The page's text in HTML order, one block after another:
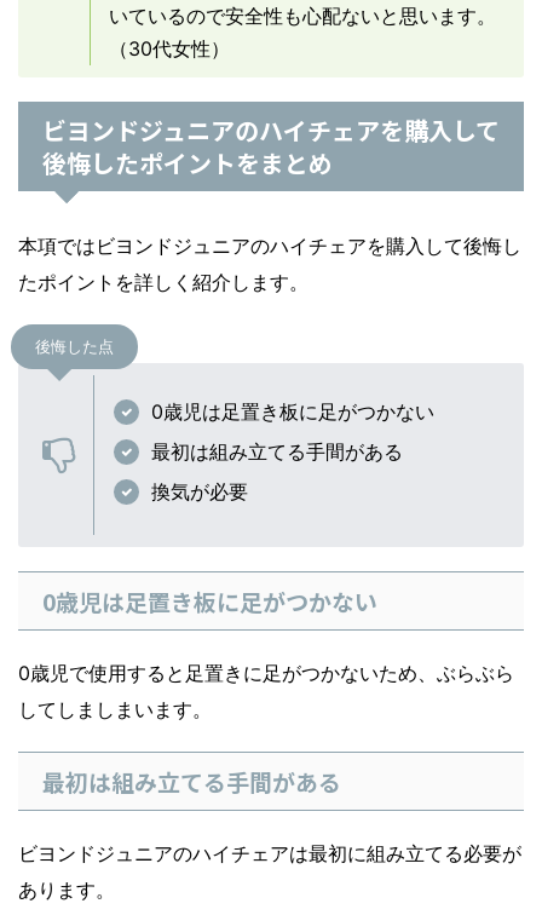
いているので安全性も心配ないと思います。
（30代女性）
ビヨンドジュニアのハイチェアを購入して
後悔したポイントをまとめ
本項ではビヨンドジュニアのハイチェアを購入して後悔し
たポイントを詳しく紹介します。
後悔した点
0歳児は足置き板に足がつかない
最初は組み立てる手間がある
換気が必要
0歳児は足置き板に足がつかない
0歳児で使用すると足置きに足がつかないため、ぶらぶら
してしましまいます。
最初は組み立てる手間がある
ビヨンドジュニアのハイチェアは最初に組み立てる必要が
あります。